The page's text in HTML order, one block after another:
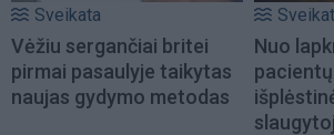
Sveikata
Vėžiu sergančiai britei
pirmai pasaulyje taikytas
naujas gydymo metodas
Nuo